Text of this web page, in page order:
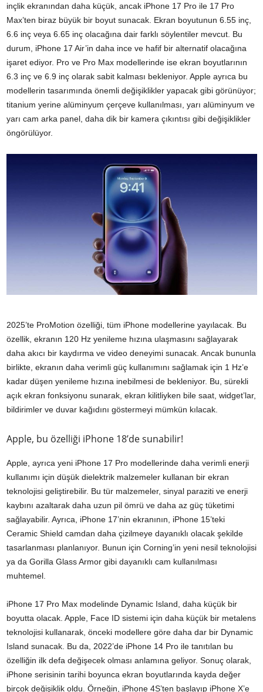
inçlik ekranından daha küçük, ancak iPhone 17 Pro ile 17 Pro
Max’ten biraz büyük bir boyut sunacak. Ekran boyutunun 6.55 inç,
6.6 inç veya 6.65 inç olacağına dair farklı söylentiler mevcut. Bu
durum, iPhone 17 Air’in daha ince ve hafif bir alternatif olacağına
işaret ediyor. Pro ve Pro Max modellerinde ise ekran boyutlarının
6.3 inç ve 6.9 inç olarak sabit kalması bekleniyor. Apple ayrıca bu
modellerin tasarımında önemli değişiklikler yapacak gibi görünüyor;
titanium yerine alüminyum çerçeve kullanılması, yarı alüminyum ve
yarı cam arka panel, daha dik bir kamera çıkıntısı gibi değişiklikler
öngörülüyor.
2025’te ProMotion özelliği, tüm iPhone modellerine yayılacak. Bu
özellik, ekranın 120 Hz yenileme hızına ulaşmasını sağlayarak
daha akıcı bir kaydırma ve video deneyimi sunacak. Ancak bununla
birlikte, ekranın daha verimli güç kullanımını sağlamak için 1 Hz’e
kadar düşen yenileme hızına inebilmesi de bekleniyor. Bu, sürekli
açık ekran fonksiyonu sunarak, ekran kilitliyken bile saat, widget’lar,
bildirimler ve duvar kağıdını göstermeyi mümkün kılacak.
Apple, bu özelliği iPhone 18’de sunabilir!
Apple, ayrıca yeni iPhone 17 Pro modellerinde daha verimli enerji
kullanımı için düşük dielektrik malzemeler kullanan bir ekran
teknolojisi geliştirebilir. Bu tür malzemeler, sinyal paraziti ve enerji
kaybını azaltarak daha uzun pil ömrü ve daha az güç tüketimi
sağlayabilir. Ayrıca, iPhone 17’nin ekranının, iPhone 15’teki
Ceramic Shield camdan daha çizilmeye dayanıklı olacak şekilde
tasarlanması planlanıyor. Bunun için Corning’in yeni nesil teknolojisi
ya da Gorilla Glass Armor gibi dayanıklı cam kullanılması
muhtemel.
iPhone 17 Pro Max modelinde Dynamic Island, daha küçük bir
boyutta olacak. Apple, Face ID sistemi için daha küçük bir metalens
teknolojisi kullanarak, önceki modellere göre daha dar bir Dynamic
Island sunacak. Bu da, 2022’de iPhone 14 Pro ile tanıtılan bu
özelliğin ilk defa değişecek olması anlamına geliyor. Sonuç olarak,
iPhone serisinin tarihi boyunca ekran boyutlarında kayda değer
birçok değişiklik oldu. Örneğin, iPhone 4S’ten başlayıp iPhone X’e